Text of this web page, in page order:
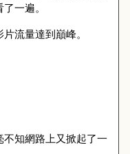
一遍。
流量達到巔峰。
知網路上又掀起了一